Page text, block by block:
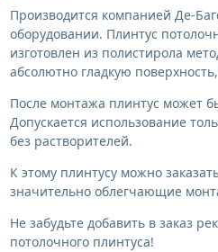
Производится компанией Де-
оборудовании. Плинтус
изготовлен из полистирола
абсолютно гладкую
После монтажа плинтус может
Допускается использование
без растворителей.
К этому плинтусу можно
значительно облегчающие
Не забудьте добавить в заказ
потолочного плинтуса!